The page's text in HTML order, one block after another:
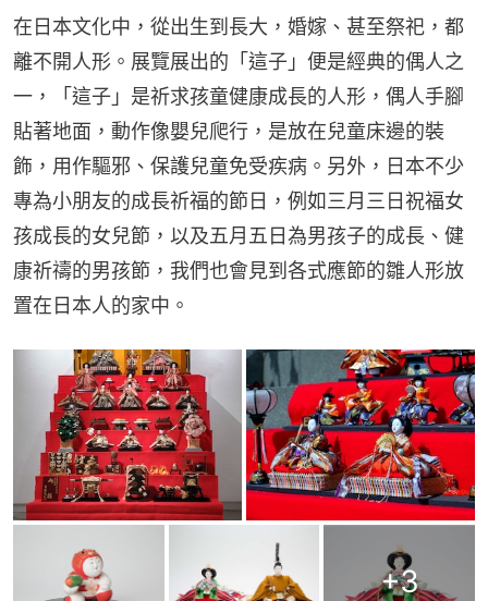
在日本文化中，從出生到長大，婚嫁、甚至祭祀，都
離不開人形。展覽展出的「這子」便是經典的偶人之
一，「這子」是祈求孩童健康成長的人形，偶人手腳
貼著地面，動作像嬰兒爬行，是放在兒童床邊的裝
飾，用作驅邪、保護兒童免受疾病。另外，日本不少
專為小朋友的成長祈福的節日，例如三月三日祝福女
孩成長的女兒節，以及五月五日為男孩子的成長、健
康祈禱的男孩節，我們也會見到各式應節的雛人形放
置在日本人的家中。
+3